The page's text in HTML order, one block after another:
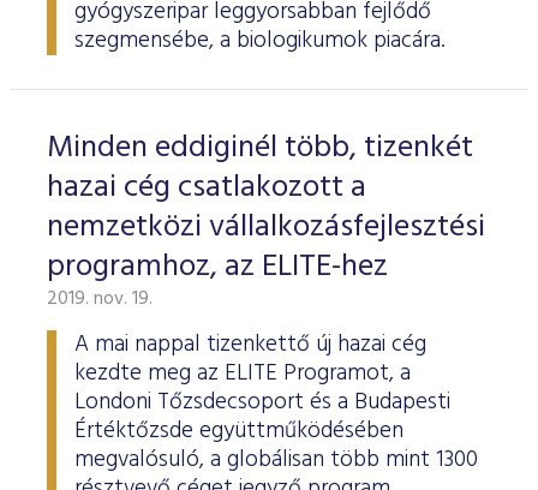
gyógyszeripar leggyorsabban fejlődő
szegmensébe, a biologikumok piacára.
Minden eddiginél több, tizenkét
hazai cég csatlakozott a
nemzetközi vállalkozásfejlesztési
programhoz, az ELITE-hez
2019. nov. 19.
A mai nappal tizenkettő új hazai cég
kezdte meg az ELITE Programot, a
Londoni Tőzsdecsoport és a Budapesti
Értéktőzsde együttműködésében
megvalósuló, a globálisan több mint 1300